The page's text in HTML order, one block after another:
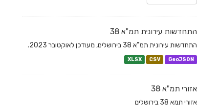
התחדשות עירונית תמ"א 38
התחדשות עירונית תמ"א 38 בירושלים, מעודכן לאוקטובר 2023.
XLSX CSV GeoJSON
אזורי תמ"א 38
אזורי תמא 38 בירושלים